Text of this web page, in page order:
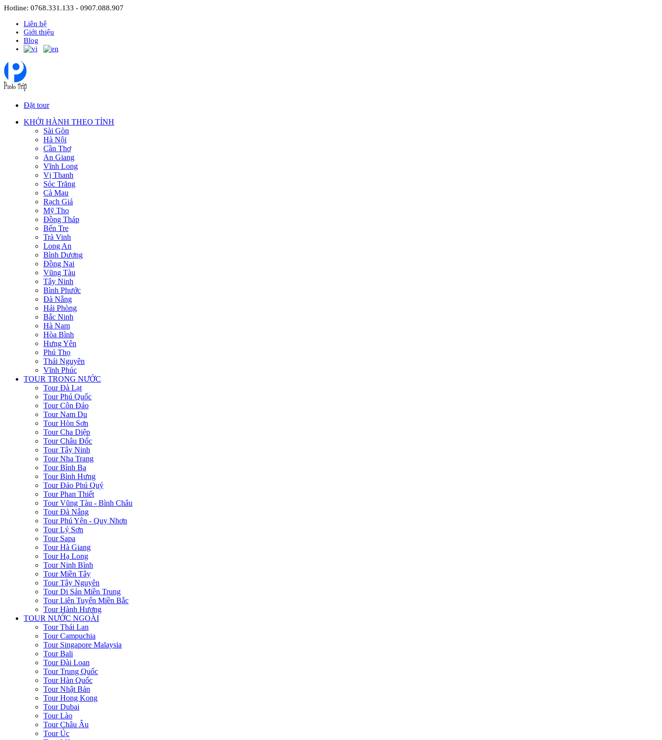
Hotline: 0768.331.133 - 0907.088.907
Liên hệ
Giới thiệu
Blog
Đặt tour
KHỞI HÀNH THEO TỈNH
Sài Gòn
Hà Nội
Cần Thơ
An Giang
Vĩnh Long
Vị Thanh
Sóc Trăng
Cà Mau
Rạch Giá
Mỹ Tho
Đồng Tháp
Bến Tre
Trà Vinh
Long An
Bình Dương
Đồng Nai
Vũng Tàu
Tây Ninh
Bình Phước
Đà Nẵng
Hải Phòng
Bắc Ninh
Hà Nam
Hòa Bình
Hưng Yên
Phú Thọ
Thái Nguyên
Vĩnh Phúc
TOUR TRONG NƯỚC
Tour Đà Lạt
Tour Phú Quốc
Tour Côn Đảo
Tour Nam Du
Tour Hòn Sơn
Tour Cha Diệp
Tour Châu Đốc
Tour Tây Ninh
Tour Nha Trang
Tour Bình Ba
Tour Bình Hưng
Tour Đảo Phú Quý
Tour Phan Thiết
Tour Vũng Tàu - Bình Châu
Tour Đà Nẵng
Tour Phú Yên - Quy Nhơn
Tour Lý Sơn
Tour Sapa
Tour Hà Giang
Tour Hạ Long
Tour Ninh Bình
Tour Miền Tây
Tour Tây Nguyên
Tour Di Sản Miền Trung
Tour Liên Tuyến Miền Bắc
Tour Hành Hương
TOUR NƯỚC NGOÀI
Tour Thái Lan
Tour Campuchia
Tour Singapore Malaysia
Tour Bali
Tour Đài Loan
Tour Trung Quốc
Tour Hàn Quốc
Tour Nhật Bản
Tour Hong Kong
Tour Dubai
Tour Lào
Tour Châu Âu
Tour Úc